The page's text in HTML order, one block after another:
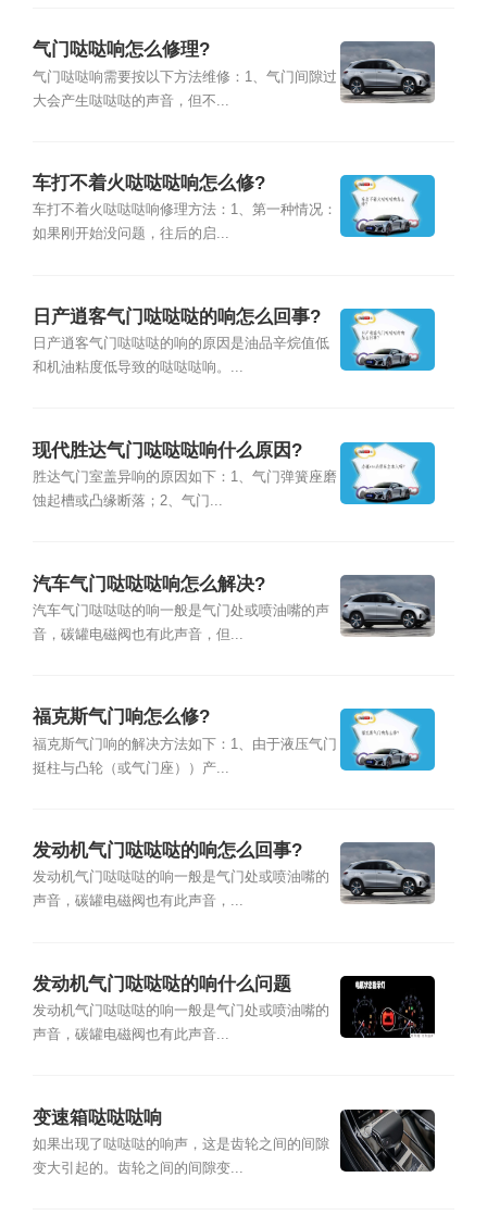
气门哒哒响怎么修理?
气门哒哒响需要按以下方法维修：1、气门间隙过
大会产生哒哒哒的声音，但不...
车打不着火哒哒哒响怎么修?
车打不着火哒哒哒响修理方法：1、第一种情况：
如果刚开始没问题，往后的启...
日产逍客气门哒哒哒的响怎么回事?
日产逍客气门哒哒哒的响的原因是油品辛烷值低
和机油粘度低导致的哒哒哒响。...
现代胜达气门哒哒哒响什么原因?
胜达气门室盖异响的原因如下：1、气门弹簧座磨
蚀起槽或凸缘断落；2、气门...
汽车气门哒哒哒响怎么解决?
汽车气门哒哒哒的响一般是气门处或喷油嘴的声
音，碳罐电磁阀也有此声音，但...
福克斯气门响怎么修?
福克斯气门响的解决方法如下：1、由于液压气门
挺柱与凸轮（或气门座））产...
发动机气门哒哒哒的响怎么回事?
发动机气门哒哒哒的响一般是气门处或喷油嘴的
声音，碳罐电磁阀也有此声音，...
发动机气门哒哒哒的响什么问题
发动机气门哒哒哒的响一般是气门处或喷油嘴的
声音，碳罐电磁阀也有此声音...
变速箱哒哒哒响
如果出现了哒哒哒的响声，这是齿轮之间的间隙
变大引起的。齿轮之间的间隙变...